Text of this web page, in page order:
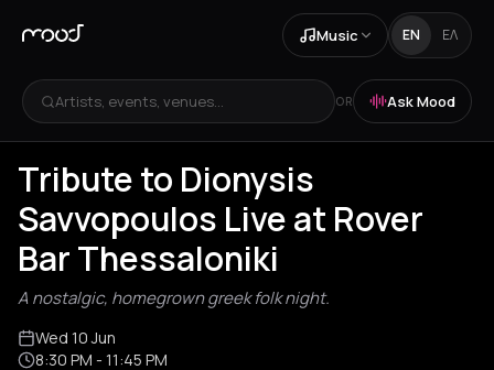
Music EN ΕΛ
Artists, events, venues... OR Ask Mood
Tribute to Dionysis
Savvopoulos Live at Rover
Bar Thessaloniki
A nostalgic, homegrown greek folk night.
Wed 10 Jun
8:30 PM - 11:45 PM